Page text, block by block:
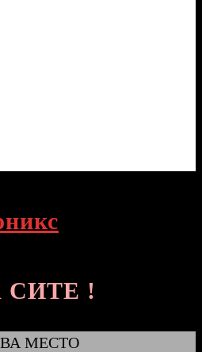
СИТЕ !
МЕСТО